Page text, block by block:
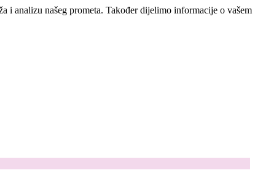
i analizu našeg prometa. Također dijelimo informacije o vašem